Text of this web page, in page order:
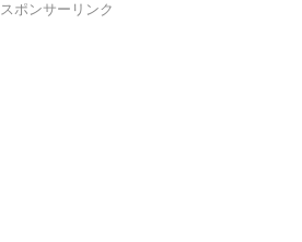
スポンサーリンク